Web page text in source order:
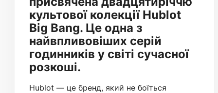
культової колекції Hublot
Big Bang. Це одна з
найвпливовіших серій
годинників у світі сучасної
розкоші.
Hublot — це бренд, який не боїться